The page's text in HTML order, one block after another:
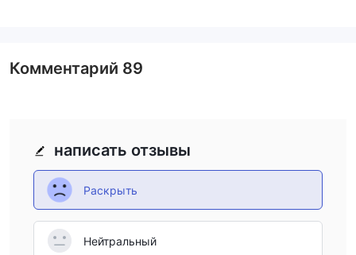
систематизированную информацию. Если вам интересно,
За и против
hiifxальтернативные брокеры
есть много альтернативных брокеров hiifx в зависимости от
конкретных потребностей и предпочтений трейдера.
написать отзывы
Раскрыть
Нейтральный
Комментарий 89